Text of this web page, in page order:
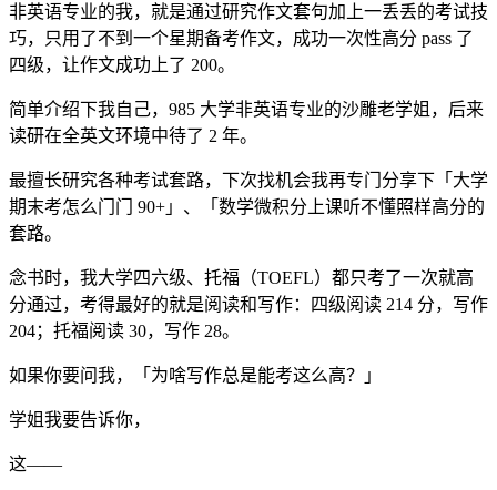
非英语专业的我，就是通过研究作文套句加上一丢丢的考试技
巧，只用了不到一个星期备考作文，成功一次性高分 pass 了
四级，让作文成功上了 200。
简单介绍下我自己，985 大学非英语专业的沙雕老学姐，后来
读研在全英文环境中待了 2 年。
最擅长研究各种考试套路，下次找机会我再专门分享下「大学
期末考怎么门门 90+」、「数学微积分上课听不懂照样高分的
套路。
念书时，我大学四六级、托福（TOEFL）都只考了一次就高
分通过，考得最好的就是阅读和写作：四级阅读 214 分，写作
204；托福阅读 30，写作 28。
如果你要问我，「为啥写作总是能考这么高？」
学姐我要告诉你，
这——